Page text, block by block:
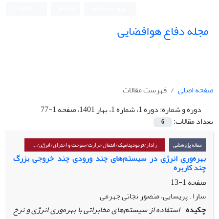
مجله دفاع هوافضایی
صفحه اصلی
فهرست مقالات
دوره و شماره:دوره 1، شماره 1، بهار 1401، صفحه 1-77
تعداد مقالات:
6
مقاله پژوهشی رادار/ترمودینامیک/انتقال حرارت/سوخت و احتراق/انرژی/...
بهره‌وری انرژی در سیستم‌های چند ورودی چند خروجی بزرگ
چند کاربره
صفحه1-13
سارا . پریسایی، منصور نجاتی جهرمی
چکیده استفاده از سیستم‌های مخابراتی با بهره‌وری انرژی و نرخ